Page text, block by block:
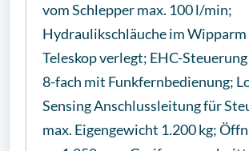
vom Schlepper max. 100 l/min;
Hydraulikschläuche im Wipparm
Teleskop verlegt; EHC-
8-fach mit Funkfernbedienung;
Sensing Anschlussleitung für
max. Eigengewicht 1.200 kg;